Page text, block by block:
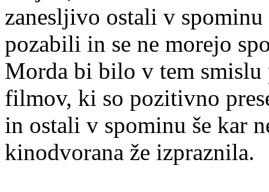
zanesljivo ostali v spominu
pozabili in se ne morejo
Morda bi bilo v tem smislu
filmov, ki so pozitivno
in ostali v spominu še kar
kinodvorana že izpraznila.